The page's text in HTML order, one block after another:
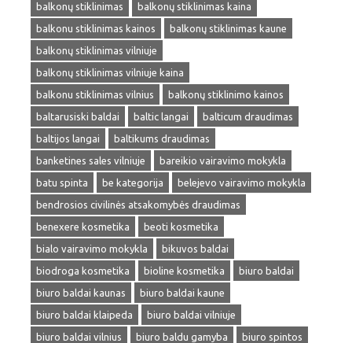
balkonų stiklinimas
balkonų stiklinimas kaina
balkonu stiklinimas kainos
balkonų stiklinimas kaune
balkonų stiklinimas vilniuje
balkonų stiklinimas vilniuje kaina
balkonu stiklinimas vilnius
balkonų stiklinimo kainos
baltarusiski baldai
baltic langai
balticum draudimas
baltijos langai
baltikums draudimas
banketines sales vilniuje
bareikio vairavimo mokykla
batu spinta
be kategorija
belejevo vairavimo mokykla
bendrosios civilinės atsakomybės draudimas
benexere kosmetika
beoti kosmetika
bialo vairavimo mokykla
bikuvos baldai
biodroga kosmetika
bioline kosmetika
biuro baldai
biuro baldai kaunas
biuro baldai kaune
biuro baldai klaipeda
biuro baldai vilniuje
biuro baldai vilnius
biuro baldu gamyba
biuro spintos